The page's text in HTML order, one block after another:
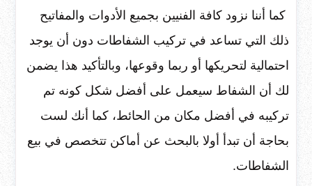
كما أننا نزود كافة الفنيين بجميع الأدوات والمفاتيح
ذلك التي تساعد في تركيب الشفاطات دون أن يوجد
احتمالية لتحريكها أو ربما وقوعها، وبالتأكيد هذا يضمن
لك أن الشفاط سيعمل على أفضل شكل كونه تم
تركيبه في أفضل مكان من الحائط، كما أنك لست
بحاجة أن تبدأ أولا بالبحث عن أماكن تتخصص في بيع
الشفاطات.